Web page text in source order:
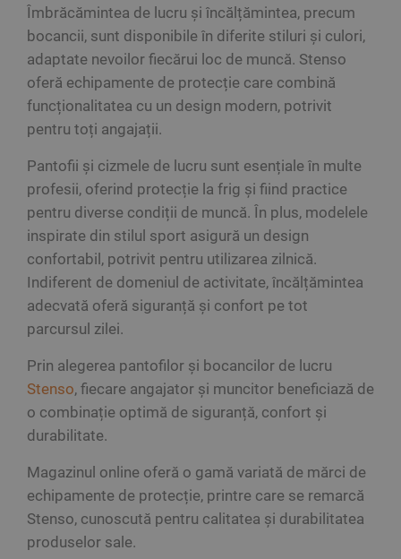
Îmbrăcămintea de lucru și încălțămintea, precum
bocancii, sunt disponibile în diferite stiluri și culori,
adaptate nevoilor fiecărui loc de muncă. Stenso
oferă echipamente de protecție care combină
funcționalitatea cu un design modern, potrivit
pentru toți angajații.
Pantofii și cizmele de lucru sunt esențiale în multe
profesii, oferind protecție la frig și fiind practice
pentru diverse condiții de muncă. În plus, modelele
inspirate din stilul sport asigură un design
confortabil, potrivit pentru utilizarea zilnică.
Indiferent de domeniul de activitate, încălțămintea
adecvată oferă siguranță și confort pe tot
parcursul zilei.
Prin alegerea pantofilor și bocancilor de lucru
Stenso, fiecare angajator și muncitor beneficiază de
o combinație optimă de siguranță, confort și
durabilitate.
Magazinul online oferă o gamă variată de mărci de
echipamente de protecție, printre care se remarcă
Stenso, cunoscută pentru calitatea și durabilitatea
produselor sale.